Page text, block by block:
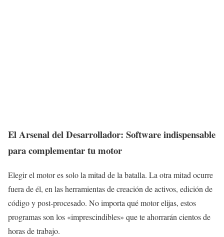
El Arsenal del Desarrollador: Software indispensable
para complementar tu motor
Elegir el motor es solo la mitad de la batalla. La otra mitad ocurre
fuera de él, en las herramientas de creación de activos, edición de
código y post-procesado. No importa qué motor elijas, estos
programas son los «imprescindibles» que te ahorrarán cientos de
horas de trabajo.